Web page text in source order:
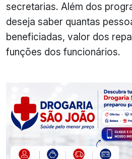
secretarias. Além dos
deseja saber quantas
beneficiadas, valor dos
funções dos funcionários.